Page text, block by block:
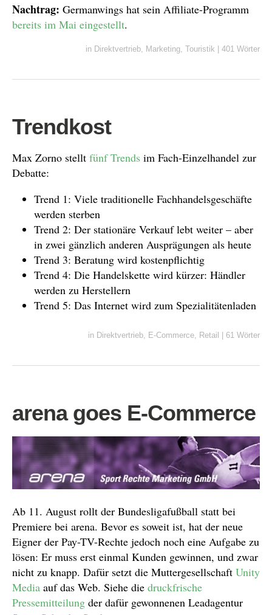
Nachtrag: Germanwings hat sein Affiliate-Programm
bereits im Mai eingestellt.
in Direktvertrieb Marketing Touristik 401 Wörter
Trendkost
Max Zorno stellt fünf Trends im Fach-Einzelhandel zur
Debatte:
Trend 1: Viele traditionelle Fachhandelsgeschäfte
werden sterben
Trend 2: Der stationäre Verkauf lebt weiter – aber
in zwei gänzlich anderen Ausprägungen als heute
Trend 3: Beratung wird kostenpflichtig
Trend 4: Die Handelskette wird kürzer: Händler
werden zu Herstellern
Trend 5: Das Internet wird zum Spezialitätenladen
in Direktvertrieb E-Commerce Retail 61 Wörter
arena goes E-Commerce
Ab 11. August rollt der Bundesligafußball statt bei
Premiere bei arena. Bevor es soweit ist, hat der neue
Eigner der Pay-TV-Rechte jedoch noch eine Aufgabe zu
lösen: Er muss erst einmal Kunden gewinnen, und zwar
nicht zu knapp. Dafür setzt die Muttergesellschaft Unity
Media auf das Web. Siehe die druckfrische
Pressemitteilung der dafür gewonnenen Leadagentur